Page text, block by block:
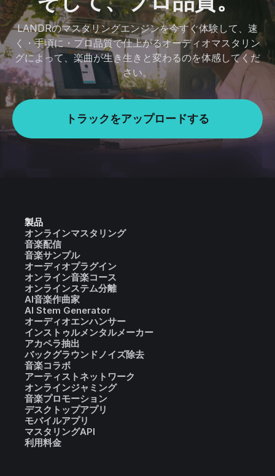
LANDRのマスタリングエンジンを今すぐ体験して、速
く・手頃に・プロ品質で仕上がるオーディオマスタリン
グによって、楽曲が生き生きと変わるのを体感してくだ
さい。
トラックをアップロードする
製品
オンラインマスタリング
音楽配信
音楽サンプル
オーディオプラグイン
オンライン音楽コース
オンラインステム分離
AI音楽作曲家
AI Stem Generator
オーディオエンハンサー
インストゥルメンタルメーカー
アカペラ抽出
バックグラウンドノイズ除去
音楽コラボ
アーティストネットワーク
オンラインジャミング
音楽プロモーション
デスクトップアプリ
モバイルアプリ
マスタリングAPI
利用料金